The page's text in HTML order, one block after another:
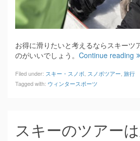
お得に滑りたいと考えるならスキーツ
のがいいでしょう。 Continue reading
Filed under: スキー・スノボ スノボツアー 旅行
Tagged with: ウィンタースポーツ
スキーのツアー